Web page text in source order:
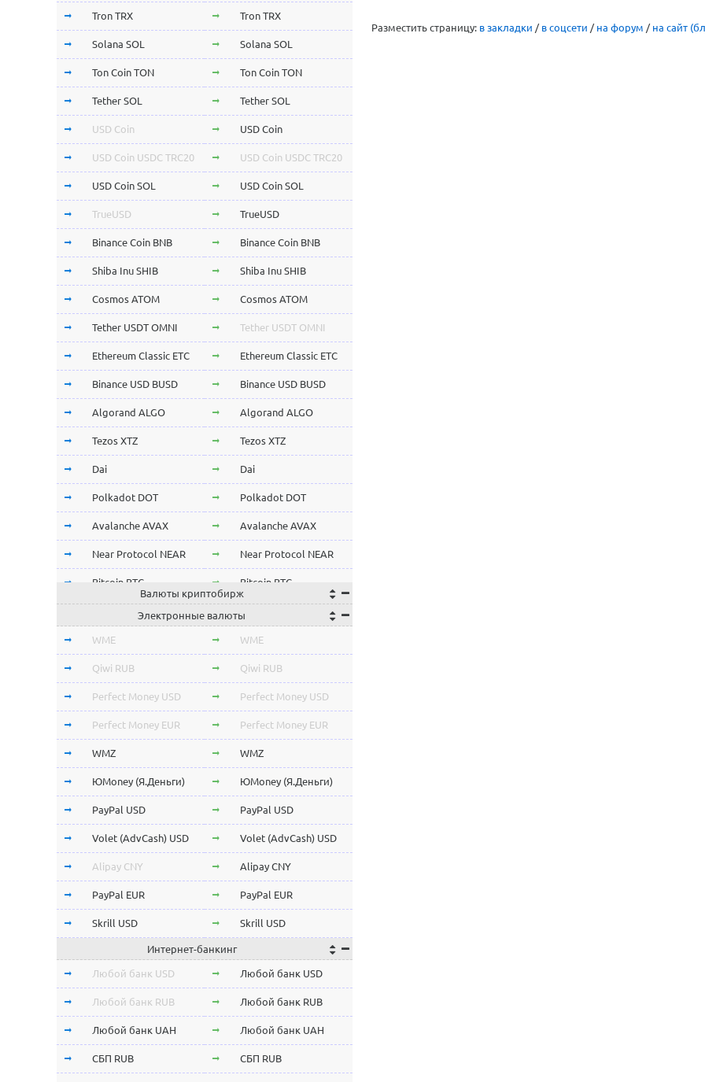
Разместить страницу: в закладки / в соцсети / на форум / на сайт
Tron TRX Tron TRX
Solana SOL Solana SOL
Ton Coin TON Ton Coin TON
Tether SOL Tether SOL
USD Coin USD Coin
USD Coin USDC TRC20 USD Coin USDC TRC20
USD Coin SOL USD Coin SOL
TrueUSD TrueUSD
Binance Coin BNB Binance Coin BNB
Shiba Inu SHIB Shiba Inu SHIB
Cosmos ATOM Cosmos ATOM
Tether USDT OMNI Tether USDT OMNI
Ethereum Classic ETC Ethereum Classic ETC
Binance USD BUSD Binance USD BUSD
Algorand ALGO Algorand ALGO
Tezos XTZ Tezos XTZ
Dai Dai
Polkadot DOT Polkadot DOT
Avalanche AVAX Avalanche AVAX
Near Protocol NEAR Near Protocol NEAR
Bitcoin BTC Bitcoin BTC
Terra LUNA
Cardano ADA Cardano ADA
OmiseGo OMG OmiseGo OMG
Verge XVG Verge XVG
BitTorrent BTT BitTorrent BTT
Stellar Lumens XLM Stellar Lumens XLM
EOS EOS
NEO NEO
ChainLink LINK ChainLink LINK
Qtum Qtum
Iota MIOTA Iota MIOTA
Waves Waves
Zcash ZEC Zcash ZEC
Ontology ONT Ontology ONT
0x ZRX 0x ZRX
VeChain VET VeChain VET
Валюты криптобирж
Электронные валюты
WME WME
Qiwi RUB Qiwi RUB
Perfect Money USD Perfect Money USD
Perfect Money EUR Perfect Money EUR
WMZ WMZ
ЮMoney (Я.Деньги) ЮMoney (Я.Деньги)
PayPal USD PayPal USD
Volet (AdvCash) USD Volet (AdvCash) USD
Alipay CNY Alipay CNY
PayPal EUR PayPal EUR
Skrill USD Skrill USD
Volet (AdvCash) RUB Volet (AdvCash) RUB
Volet (AdvCash) EUR Volet (AdvCash) EUR
Volet (AdvCash) KZT Volet (AdvCash) KZT
ePayments USD ePayments USD
Интернет-банкинг
Любой банк USD Любой банк USD
Любой банк RUB Любой банк RUB
Любой банк UAH Любой банк UAH
СБП RUB СБП RUB